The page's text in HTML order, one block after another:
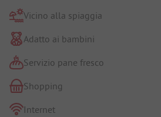
Vicino alla spiaggia
Adatto ai bambini
Servizio pane fresco
Shopping
Internet